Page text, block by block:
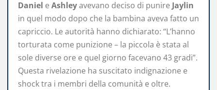
Daniel e Ashleyavevano deciso di punire Jaylin
in quel modo dopo che la bambina aveva fatto un
capriccio. Le autorità hanno dichiarato: “L’hanno
torturata come punizione – la piccola è stata al
sole diverse ore e quel giorno facevano 43 gradi”.
Questa rivelazione ha suscitato indignazione e
shock tra i membri della comunità e oltre.